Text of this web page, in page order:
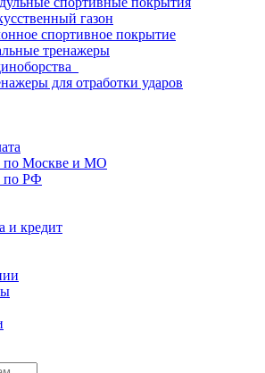
газон
спортивное покрытие
тренажеры
для отработки ударов
по Москве и МО
по РФ
и кредит